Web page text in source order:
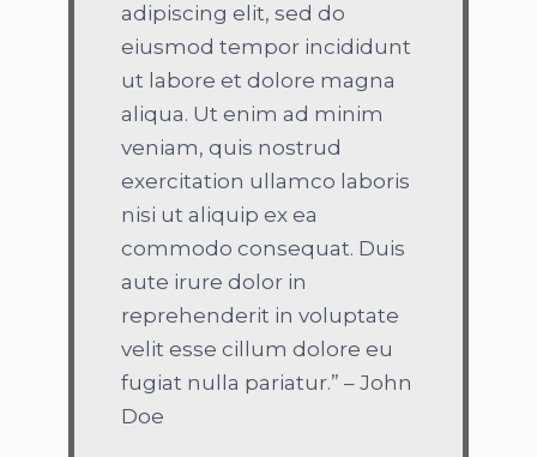
adipiscing elit, sed do
eiusmod tempor incididunt
ut labore et dolore magna
aliqua. Ut enim ad minim
veniam, quis nostrud
exercitation ullamco laboris
nisi ut aliquip ex ea
commodo consequat. Duis
aute irure dolor in
reprehenderit in voluptate
velit esse cillum dolore eu
fugiat nulla pariatur.” – John
Doe